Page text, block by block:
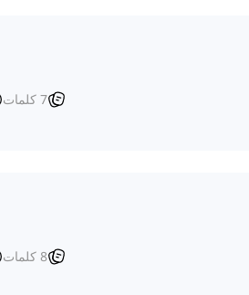
7 كلمات
8 كلمات